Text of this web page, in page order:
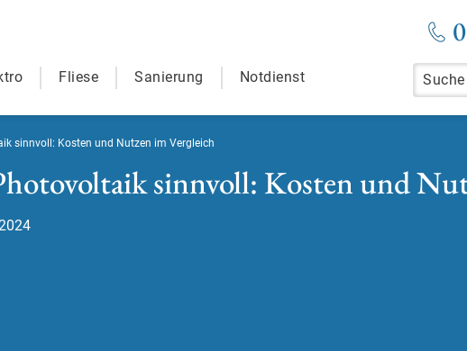
Fliese Sanierung Notdienst
sinnvoll: Kosten und Nutzen im Vergleich
sinnvoll: Kosten und